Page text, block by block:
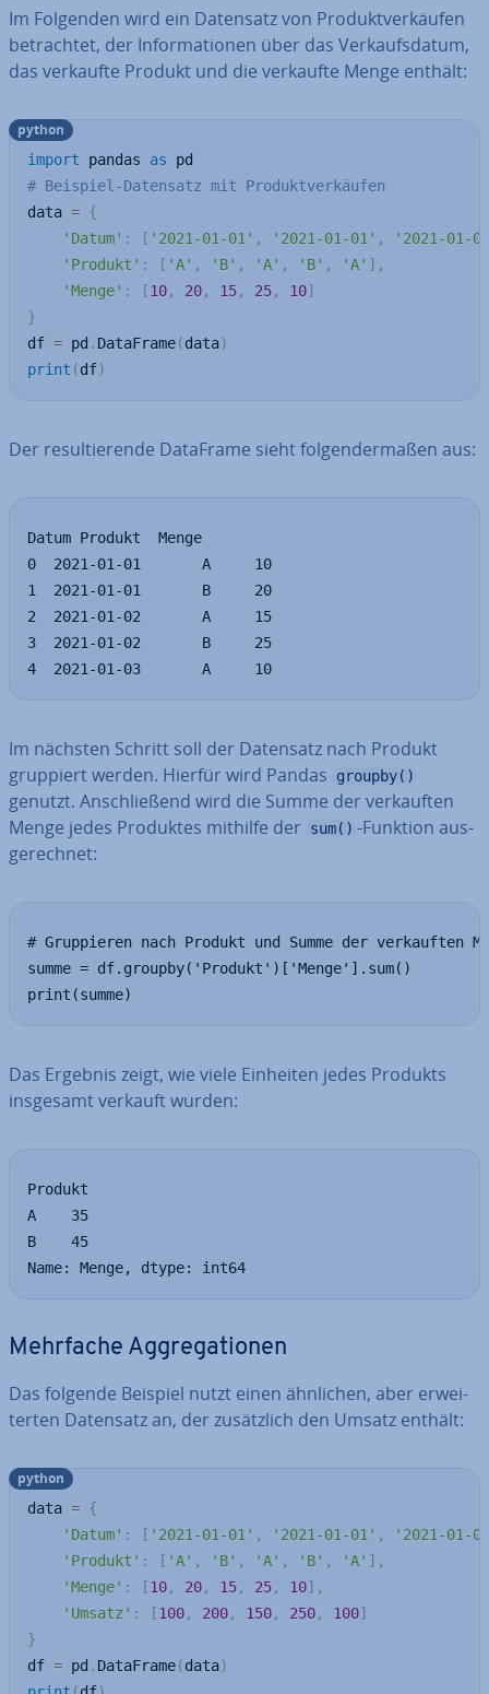
Im Folgenden wird ein Datensatz von Pro­dukt­ver­käu­fen
be­trach­tet, der In­for­ma­tio­nen über das Ver­kaufs­da­tum,
das verkaufte Produkt und die verkaufte Menge enthält:
import pandas as
# Beispiel-Datensatz mit Produktverkäufen
data = {
'Datum' : [ '2021-01-01' , '2021-01-01' ,
'2021-01-
'Produkt' : [ 'A' , 'B' , 'A' , 'B' , 'A' ] ,
'Menge' : [10, 20, 15, 25, 10]
}
df = pd . DataFrame(data)
print (df)
python
Der re­sul­tie­ren­de DataFrame sieht fol­gen­der­ma­ßen aus:
Datum Produkt  Menge
0  2021-01-01       A     10
1  2021-01-01       B     20
2  2021-01-02       A     15
3  2021-01-02       B     25
4  2021-01-03       A     10
Im nächsten Schritt soll der Datensatz nach Produkt
gruppiert werden. Hierfür wird Pandas
groupby()
genutzt. An­schlie­ßend wird die Summe der ver­kauf­ten
Menge jedes Produktes mithilfe der
sum() -Funktion aus­
ge­rech­net:
# Gruppieren nach Produkt und Summe der verkauften
summe = df.groupby('Produkt')['Menge'].sum()
print(summe)
Das Ergebnis zeigt, wie viele Einheiten jedes Produkts
insgesamt verkauft wurden:
Produkt
A    35
B    45
Name: Menge, dtype: int64
Mehrfache Ag­gre­ga­tio­nen
Das folgende Beispiel nutzt einen ähnlichen, aber er­wei­
ter­ten Datensatz an, der zu­sätz­lich den Umsatz enthält:
data = {
'Datum' : [ '2021-01-01' , '2021-01-01' ,
'2021-01-
'Produkt' : [ 'A' , 'B' , 'A' , 'B' , 'A' ] ,
'Menge' : [10, 20, 15, 25, 10] ,
'Umsatz' : [100, 200, 150, 250, 100]
}
df = pd . DataFrame(data)
python